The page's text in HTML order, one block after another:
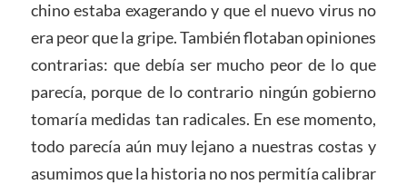
chino estaba exagerando y que el nuevo virus no
era peor que la gripe. También flotaban opiniones
contrarias: que debía ser mucho peor de lo que
parecía, porque de lo contrario ningún gobierno
tomaría medidas tan radicales. En ese momento,
todo parecía aún muy lejano a nuestras costas y
asumimos que la historia no nos permitía calibrar